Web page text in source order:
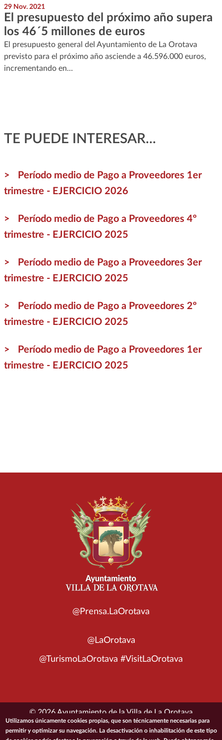
29 Nov. 2021
El presupuesto del próximo año supera
los 46´5 millones de euros
El presupuesto general del Ayuntamiento de La Orotava
previsto para el próximo año asciende a 46.596.000 euros,
incrementando en…
TE PUEDE INTERESAR...
Período medio de Pago a Proveedores 1er
trimestre - EJERCICIO 2026
Período medio de Pago a Proveedores 4º
trimestre - EJERCICIO 2025
Período medio de Pago a Proveedores 3er
trimestre - EJERCICIO 2025
Período medio de Pago a Proveedores 2º
trimestre - EJERCICIO 2025
Período medio de Pago a Proveedores 1er
trimestre - EJERCICIO 2025
@Prensa.LaOrotava
@LaOrotava
@TurismoLaOrotava #VisitLaOrotava
© 2026 Ayuntamiento de la Villa de La Orotava
CONDICIONES DE USO
Utilizamos únicamente cookies propias, que son técnicamente necesarias para
permitir y optimizar su navegación. La desactivación o inhabilitación de este tipo